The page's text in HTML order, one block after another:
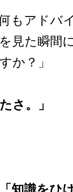
もアドバ
見た瞬間
か？」
さ。」
知識をひ